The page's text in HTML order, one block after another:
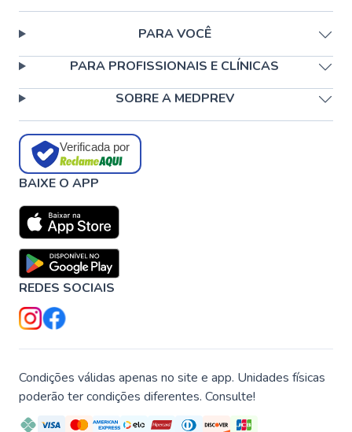
PARA VOCÊ
PARA PROFISSIONAIS E CLÍNICAS
SOBRE A MEDPREV
Verificada por
BAIXE O APP
REDES SOCIAIS
Condições válidas apenas no site e app. Unidades físicas
poderão ter condições diferentes. Consulte!